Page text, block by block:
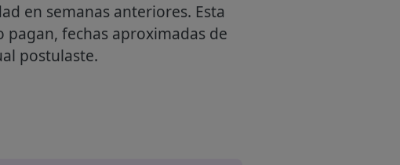
en semanas anteriores. Esta
fechas aproximadas de
postulaste.